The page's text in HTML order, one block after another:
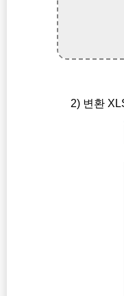
2) 변환